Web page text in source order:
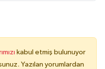
kabul etmiş bulunuyor
Yazılan yorumlardan